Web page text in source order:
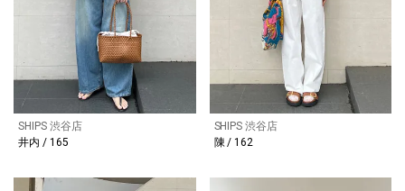
SHIPS 渋谷店
井内 / 165
SHIPS 渋谷店
陳 / 162